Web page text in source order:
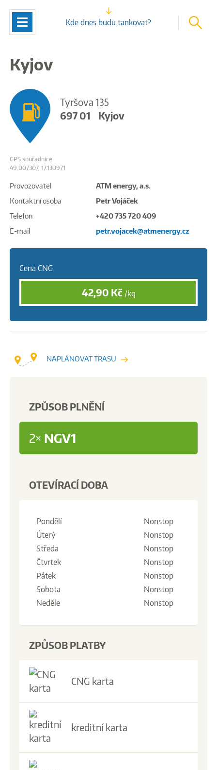
Kde dnes budu tankovat? vyhledat
Navigace
Kyjov
Tyršova 135
697 01 Kyjov
GPS souřadnice
49.007307, 17.130971
Provozovatel
ATM energy, a.s.
Kontaktní osoba
Petr Vojáček
Telefon
+420 735 720 409
E-mail
petr.vojacek@atmenergy.cz
Cena CNG
42,90 Kč /kg
NAPLÁNOVAT TRASU
ZPŮSOB PLNĚNÍ
2× NGV1
OTEVÍRACÍ DOBA
Pondělí
Nonstop
Úterý
Nonstop
Středa
Nonstop
Čtvrtek
Nonstop
Pátek
Nonstop
Sobota
Nonstop
Neděle
Nonstop
ZPŮSOB PLATBY
CNG karta
kreditní karta